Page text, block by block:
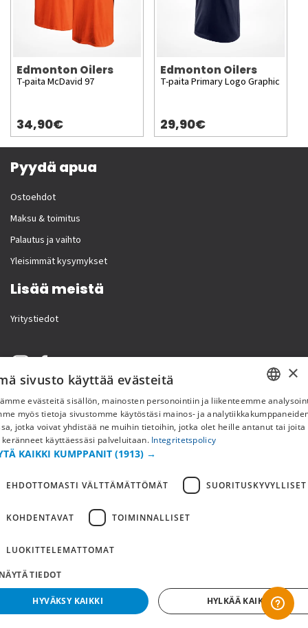
Edmonton Oilers
T-paita McDavid 97
34,90€
Edmonton Oilers
T-paita Primary Logo Graphic
29,90€
Pyydä apua
Ostoehdot
Maksu & toimitus
Palautus ja vaihto
Yleisimmät kysymykset
Lisää meistä
Yritystiedot
Copyright © 2019 This site is Licensed to 377 Sport AB Tietosuojakäytäntö Evästeet
FI
×
sivusto käyttää evästeitä
evästeitä sisällön, mainosten personointiin ja liikenteemme
myös tietoja sivustomme käytöstäsi mainos- ja
jotka voivat yhdistää ne muihin tietoihin, jotka olet heille antanut tai joita
keränneet käyttäessäsi palveluitaan. Integritetspolicy
KAIKKI KUMPPANIT (1913) →
EHDOTTOMASTI VÄLTTÄMÄTTÖMÄT SUORITUSKYVYLLISET
KOHDENTAVAT TOIMINNALLISET
LUOKITTELEMATTOMAT
TIEDOT
HYVÄKSY KAIKKI HYLKÄÄ KAIKKI